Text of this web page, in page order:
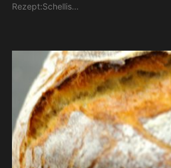
Rezept:Schellis…